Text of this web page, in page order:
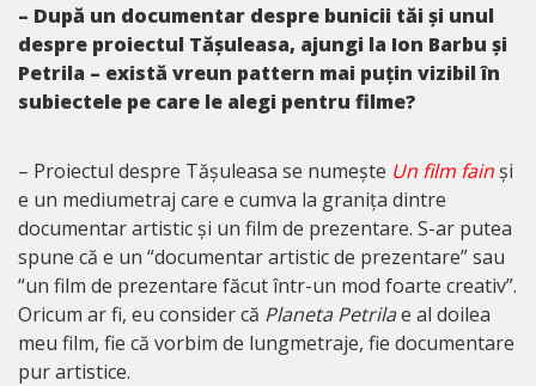
– După un documentar despre bunicii tăi și unul
despre proiectul Tășuleasa, ajungi la Ion Barbu și
Petrila – există vreun pattern mai puțin vizibil în
subiectele pe care le alegi pentru filme?
– Proiectul despre Tășuleasa se numește Un film fainși
e un mediumetraj care e cumva la granița dintre
documentar artistic și un film de prezentare. S-ar putea
spune că e un “documentar artistic de prezentare” sau
“un film de prezentare făcut într-un mod foarte creativ”.
Oricum ar fi, eu consider că Planeta Petrilae al doilea
meu film, fie că vorbim de lungmetraje, fie documentare
pur artistice.